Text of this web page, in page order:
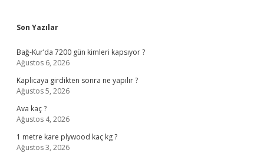
Sidebar
Son Yazılar
Bağ-Kur’da 7200 gün kimleri kapsıyor ?
Ağustos 6, 2026
Kaplicaya girdikten sonra ne yapılır ?
Ağustos 5, 2026
Ava kaç ?
Ağustos 4, 2026
1 metre kare plywood kaç kg ?
Ağustos 3, 2026